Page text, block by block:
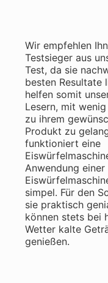
Wir empfehlen
Testsieger aus
Test, da sie
besten Resultate
helfen somit
Lesern, mit
zu ihrem
Produkt zu
funktioniert eine
Anwendung einer
simpel. Für den
sie praktisch
können stets bei
Wetter kalte
genießen.